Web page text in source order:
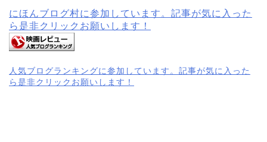
にほんブログ村に参加しています。記事が気に入った
ら是非クリックお願いします！
人気ブログランキングに参加しています。記事が気に入った
ら是非クリックお願いします！